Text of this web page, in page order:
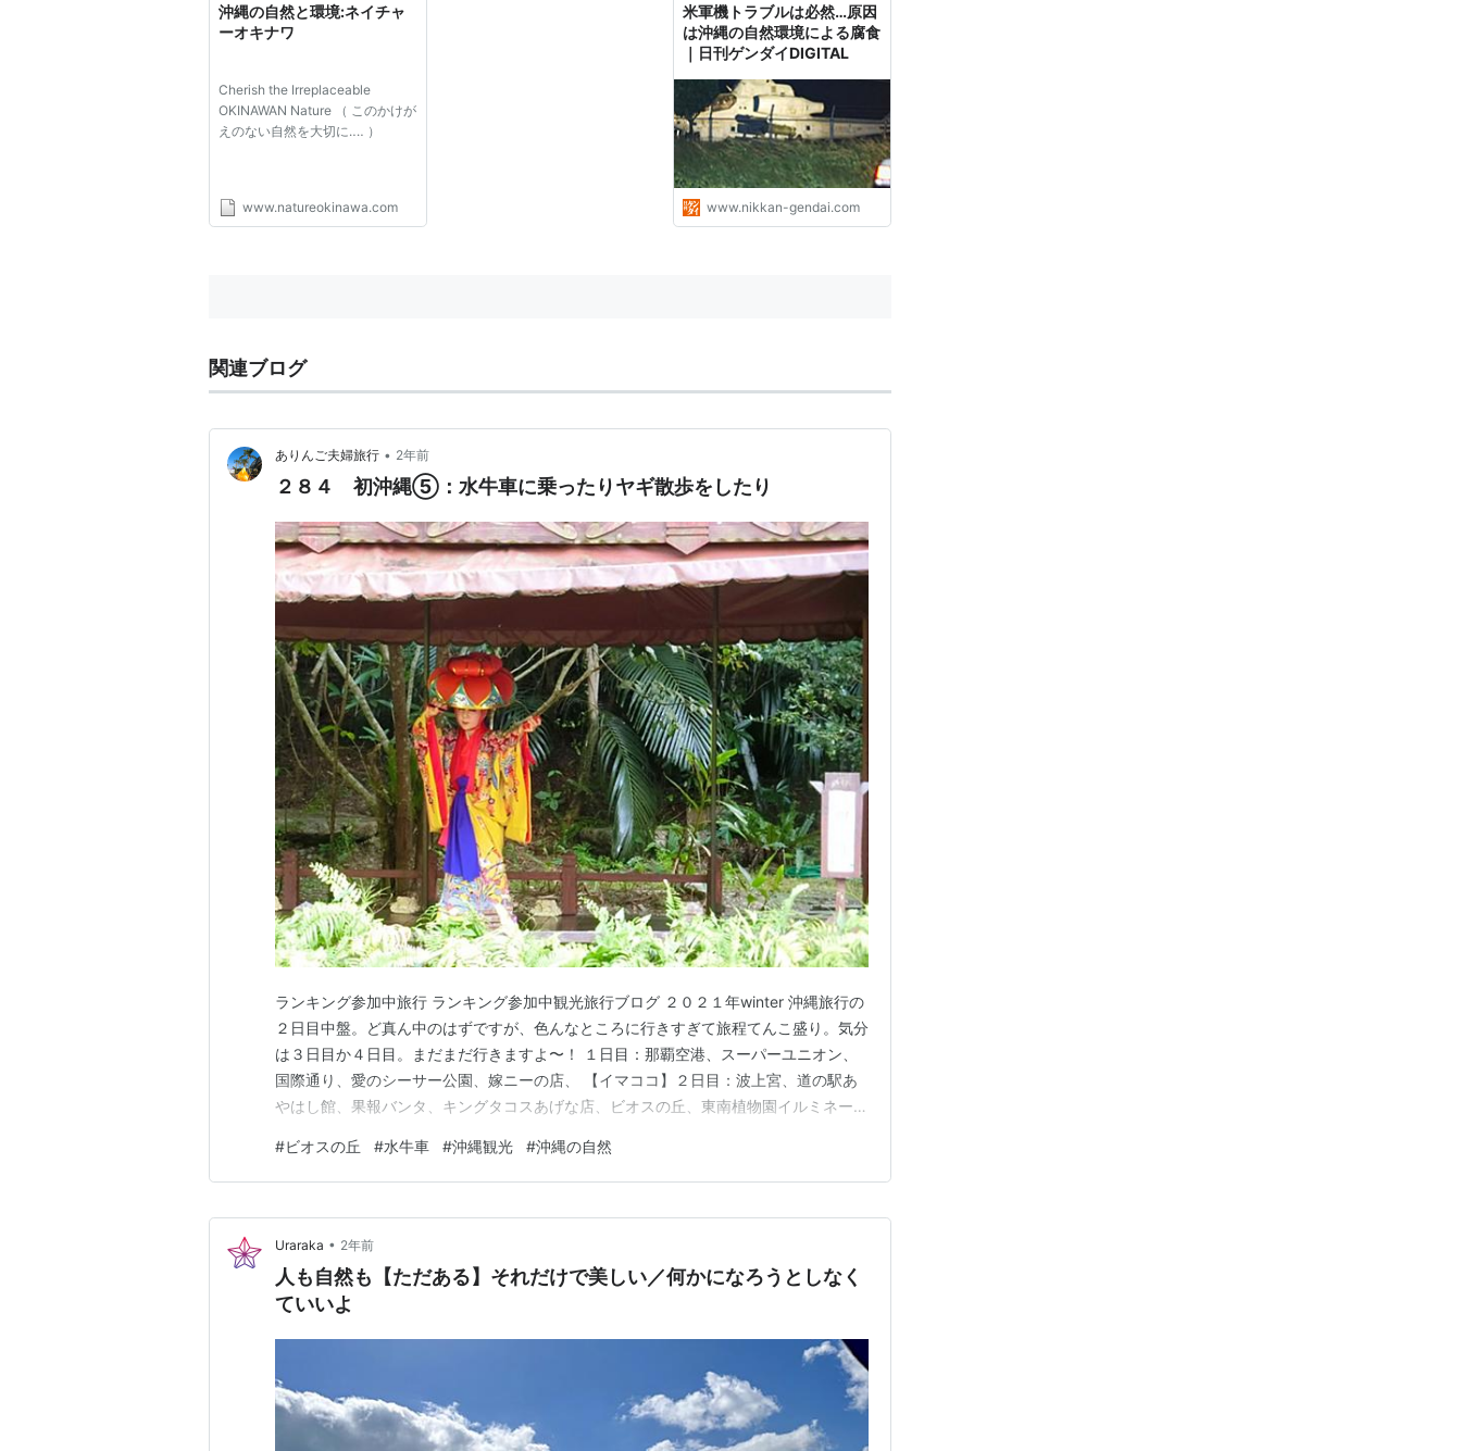
沖縄の自然と環境:ネイチャ
ーオキナワ
Cherish the Irreplaceable
OKINAWAN Nature （ このかけが
えのない自然を大切に‥‥ ）
www.natureokinawa.com
米軍機トラブルは必然…原因
は沖縄の自然環境による腐食
｜日刊ゲンダイDIGITAL
www.nikkan-gendai.com
関連ブログ
ありんご夫婦旅行 • 2年前
２８４ 初沖縄⑤：水牛車に乗ったりヤギ散歩をしたり
ランキング参加中旅行 ランキング参加中観光旅行ブログ ２０２１年winter 沖縄旅行の
２日目中盤。ど真ん中のはずですが、色んなところに行きすぎて旅程てんこ盛り。気分
は３日目か４日目。まだまだ行きますよ〜！ １日目：那覇空港、スーパーユニオン、
国際通り、愛のシーサー公園、嫁ニーの店、 【イマココ】２日目：波上宮、道の駅あ
やはし館、果報バンタ、キングタコスあげな店、ビオスの丘、東南植物園イルミネーシ
は、水牛に会いに行きましょう！ ビオスの丘 湖水鑑賞船 憧れの水牛車 山間にある観
光地。沖縄って平坦で海しかなくて…みた…
#ビオスの丘 #水牛車 #沖縄観光 #沖縄の自然
Uraraka • 2年前
人も自然も【ただある】それだけで美しい／何かになろうとしなく
ていいよ